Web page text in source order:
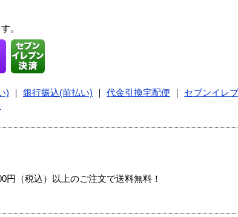
。
) 銀行振込(前払い) 代金引換宅配便
セブンイレ
（税込）以上のご注文で送料無料！